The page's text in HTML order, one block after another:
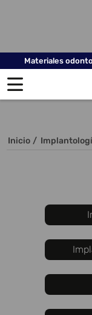
Materiales
Inicio /